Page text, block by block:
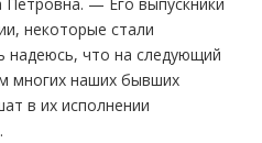
Петровна. — Его выпускники
некоторые стали
надеюсь, что на следующий
многих наших бывших
в их исполнении